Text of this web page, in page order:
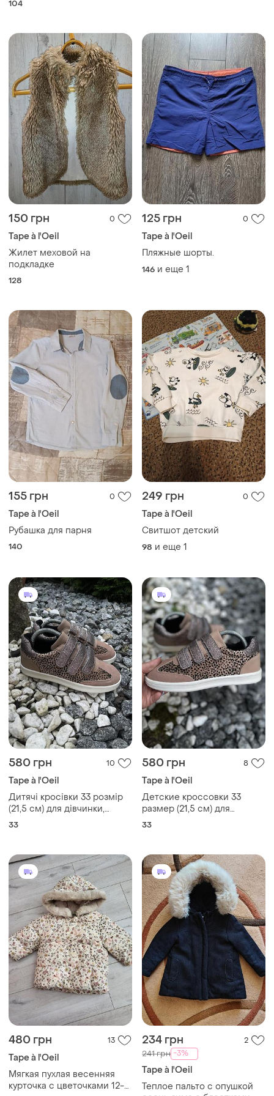
104
150 грн 0
Tape à l'Oeil
Жилет меховой на
подкладке
128
125 грн 0
Tape à l'Oeil
Пляжные шорты.
146 и еще 1
155 грн 0
Tape à l'Oeil
Рубашка для парня
140
249 грн 0
Tape à l'Oeil
Свитшот детский
98 и еще 1
580 грн 10
Tape à l'Oeil
Дитячі кросівки 33 розмір
(21,5 см) для дівчинки,
комбіновані, вставка
33
580 грн 8
Tape à l'Oeil
Детские кроссовки 33
размер (21,5 см) для
девочки,
коричневые!
33
480 грн 13
Tape à l'Oeil
Мягкая пухлая весенняя
курточка с цветочками 12-
234 грн 2
241 грн -3%
Tape à l'Oeil
Теплое пальто с опушкой